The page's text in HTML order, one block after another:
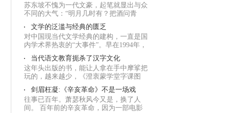
苏东坡不愧为一代文豪，起笔就显出与众
不同的大气：“明月几时有？把酒问青
天。”明明...
文学的泛滥与经典的匮乏
对中国现当代文学经典的建构，一直是国
内学术界热衷的“大事件”。早在1994年，
钱理群...
当代语文教育扼杀了汉字文化
这年头出版的书，能让人拿在手中摩挲把
玩的，越来越少，《澄衷蒙学堂字课图
说》肯定算...
剑眉枉凝:《辛亥革命》不是一场戏
往事已百年。萧瑟秋风今又是，换了人
间。 百年前的辛亥革命，因为一部电影